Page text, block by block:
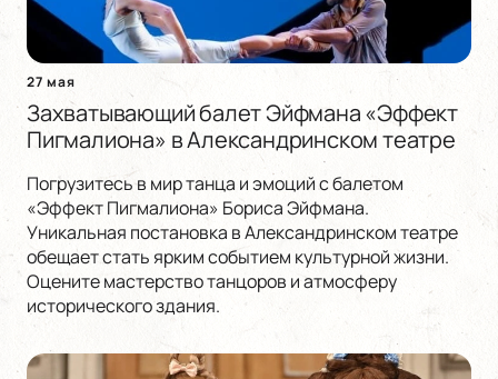
27 мая
Захватывающий балет Эйфмана «Эффект
Пигмалиона» в Александринском театре
Погрузитесь в мир танца и эмоций с балетом
«Эффект Пигмалиона» Бориса Эйфмана.
Уникальная постановка в Александринском театре
обещает стать ярким событием культурной жизни.
Оцените мастерство танцоров и атмосферу
исторического здания.